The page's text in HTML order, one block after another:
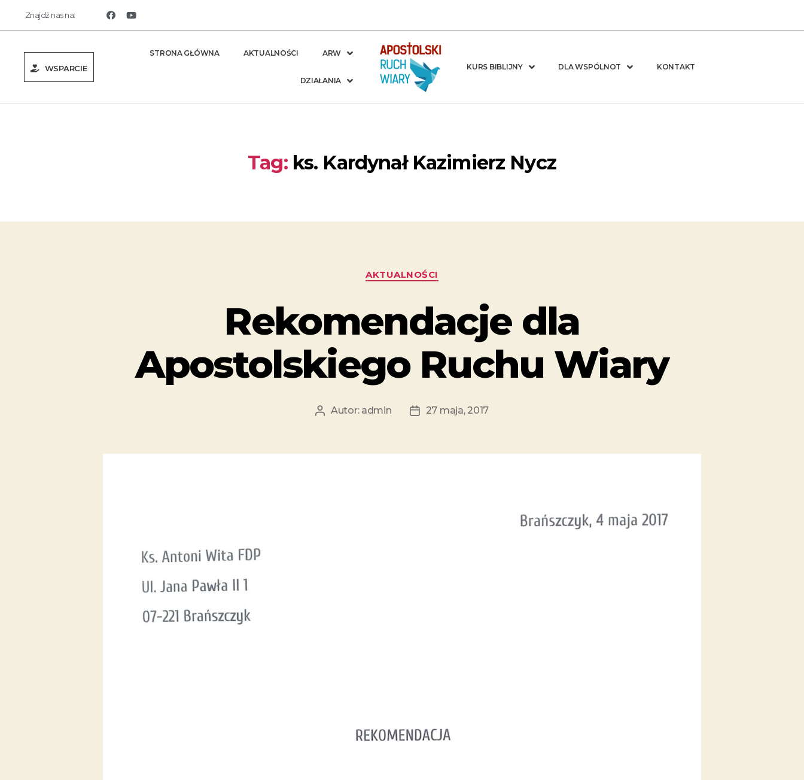
Znajdź nas na:
WSPARCIE
STRONA GŁÓWNA AKTUALNOŚCI ARW
DZIAŁANIA
KURS BIBLIJNY DLA WSPÓLNOT KONTAKT
Tag: ks. Kardynał Kazimierz Nycz
AKTUALNOŚCI
Rekomendacje dla
Apostolskiego Ruchu Wiary
Autor: admin 27 maja, 2017